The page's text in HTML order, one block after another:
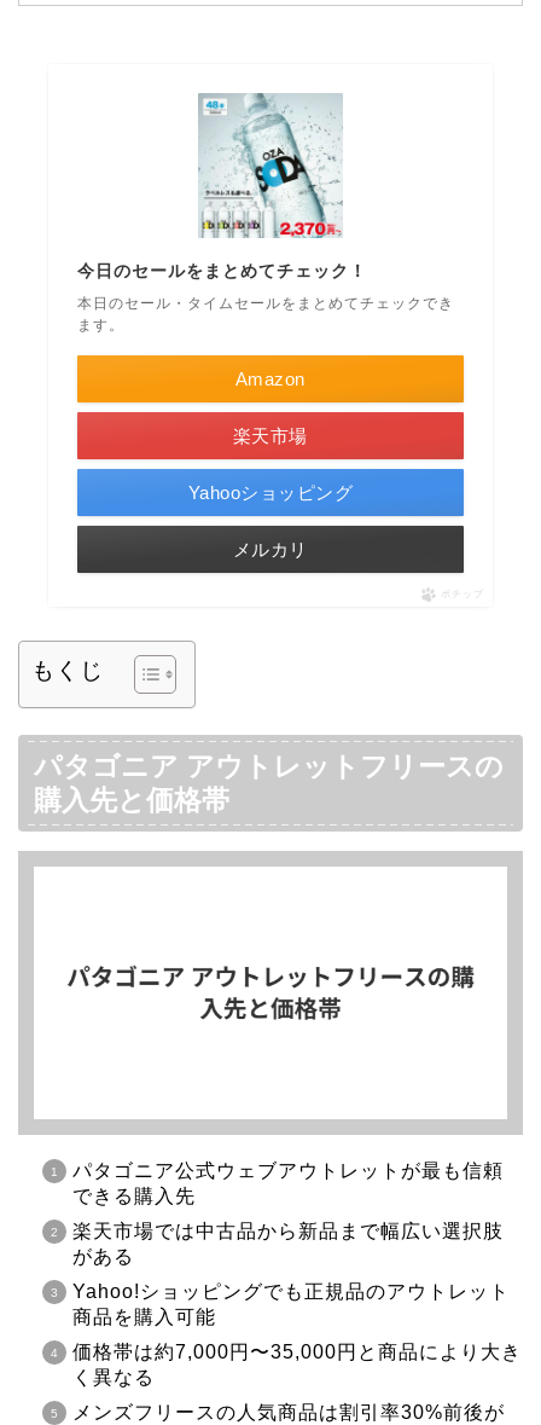
今日のセールをまとめてチェック！
本日のセール・タイムセールをまとめてチェックでき
ます。
Amazon
楽天市場
Yahooショッピング
メルカリ
ポチップ
もくじ
パタゴニア アウトレットフリースの
購入先と価格帯
パタゴニア公式ウェブアウトレットが最も信頼
できる購入先
楽天市場では中古品から新品まで幅広い選択肢
がある
Yahoo!ショッピングでも正規品のアウトレット
商品を購入可能
価格帯は約7,000円〜35,000円と商品により大き
く異なる
メンズフリースの人気商品は割引率30%前後が